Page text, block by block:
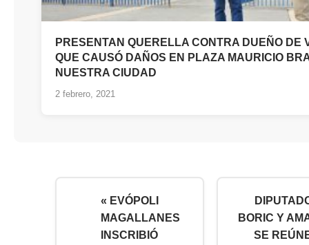
PRESENTAN QUERELLA CONTRA DUEÑO DE
QUE CAUSÓ DAÑOS EN PLAZA MAURICIO
NUESTRA CIUDAD
2 febrero, 2021
« EVÓPOLI
MAGALLANES
INSCRIBIÓ
BORIC Y
SE